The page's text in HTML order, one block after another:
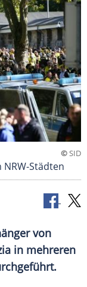
©SID
NRW-Städten
von
in mehreren